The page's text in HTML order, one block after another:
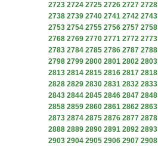
2723 2724 2725 2726 2727 2728
2738 2739 2740 2741 2742 2743
2753 2754 2755 2756 2757 2758
2768 2769 2770 2771 2772 2773
2783 2784 2785 2786 2787 2788
2798 2799 2800 2801 2802 2803
2813 2814 2815 2816 2817 2818
2828 2829 2830 2831 2832 2833
2843 2844 2845 2846 2847 2848
2858 2859 2860 2861 2862 2863
2873 2874 2875 2876 2877 2878
2888 2889 2890 2891 2892 2893
2903 2904 2905 2906 2907 2908